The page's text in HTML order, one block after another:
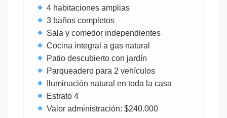
4 habitaciones amplias
3 baños completos
Sala y comedor independientes
Cocina integral a gas natural
Patio descubierto con jardín
Parqueadero para 2 vehículos
Iluminación natural en toda la casa
Estrato 4
Valor administración: $240.000